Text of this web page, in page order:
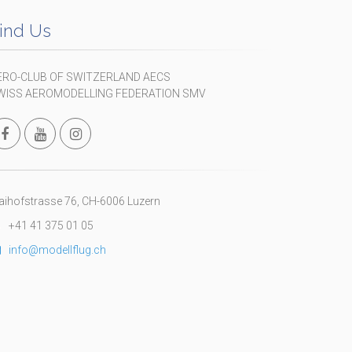
Us
CLUB OF SWITZERLAND AECS
AEROMODELLING FEDERATION SMV
76, CH-6006 Luzern
+41 41 375 01 05
info@modellflug.ch